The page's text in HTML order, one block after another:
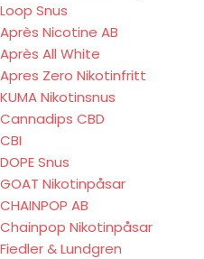
Loop Snus
Après Nicotine AB
Après All White
Apres Zero Nikotinfritt
KUMA Nikotinsnus
Cannadips CBD
CBI
DOPE Snus
GOAT Nikotinpåsar
CHAINPOP AB
Chainpop Nikotinpåsar
Fiedler & Lundgren